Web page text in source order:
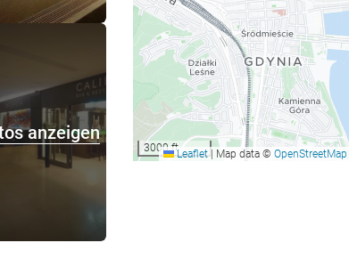
anzeigen
3000 ftLeaflet Map data © OpenStreetMap